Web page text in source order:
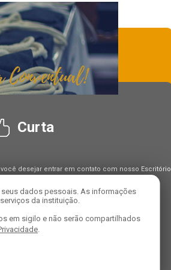
dados pessoais. As informações
da instituição.
em sigilo e não serão compartilhados
.
Curta
você desejar entrar em contato com nosso Escritório
Alexandre Domiciano Da Silva
dpo@franciscanosconventuais.org.br